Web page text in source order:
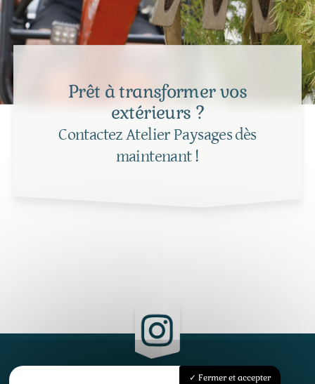
Prêt à transformer vos
extérieurs ?
Contactez Atelier Paysages dès
maintenant !
Fermer et accepter